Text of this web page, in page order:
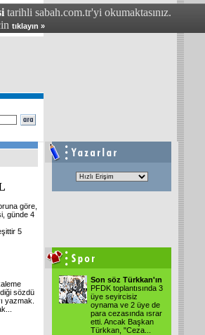
tarihli sabah.com.tr'yi okumaktasınız.
tıklayın »
göre,
günde 4
5
sözdü
yazmak.
Son söz Türkkan'ın
PFDK toplantısında 3
üye seyircisiz
oynama ve 2 üye de
para cezasında ısrar
etti. Ancak Başkan
Türkkan, "Ceza...